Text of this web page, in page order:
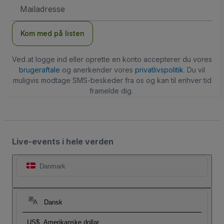
adresse
Kom med på listen
Ved at logge ind eller oprette en konto accepterer du vores
brugeraftale og anerkender vores privatlivspolitik. Du vil
muligvis modtage SMS-beskeder fra os og kan til enhver tid
framelde dig.
Live-events i hele verden
Danmark
Dansk
US$ Amerikanske dollar